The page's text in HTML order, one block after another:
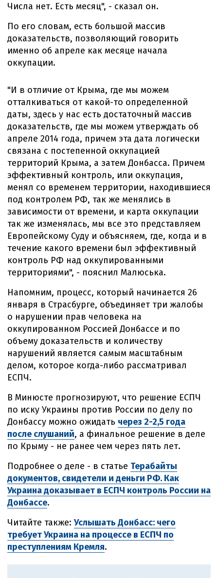
Числа нет. Есть месяц", - сказал он.
По его словам, есть большой массив
доказательств, позволяющий говорить
именно об апреле как месяце начала
оккупации.
"И в отличие от Крыма, где мы можем
отталкиваться от какой-то определенной
даты, здесь у нас есть достаточный массив
доказательств, где мы можем утверждать об
апреле 2014 года, причем эта дата логически
связана с постепенной оккупацией
территорий Крыма, а затем Донбасса. Причем
эффективный контроль, или оккупация,
менял со временем территории, находившиеся
под контролем РФ, так же менялись в
зависимости от времени, и карта оккупации
так же изменялась, мы все это представляем
Европейскому Суду и объясняем, где, когда и в
течение какого времени был эффективный
контроль РФ над оккупированными
территориями", - пояснил Малюська.
Напомним, процесс, который начинается 26
января в Страсбурге, объединяет три жалобы
о нарушении прав человека на
оккупированном Россией Донбассе и по
объему доказательств и количеству
нарушений является самым масштабным
делом, которое когда-либо рассматривал
ЕСПЧ.
В Минюсте прогнозируют, что решение ЕСПЧ
по иску Украины против России по делу по
Донбассу можно ожидать через 2-2,5 года
после слушаний, а финальное решение в деле
по Крыму - не ранее чем через пять лет.
Подробнее о деле - в статье Терабайты
документов, свидетели и деньги РФ. Как
Украина доказывает в ЕСПЧ контроль России на
Донбассе.
Читайте также: Услышать Донбасс: чего
требует Украина на процессе в ЕСПЧ по
преступлениям Кремля.